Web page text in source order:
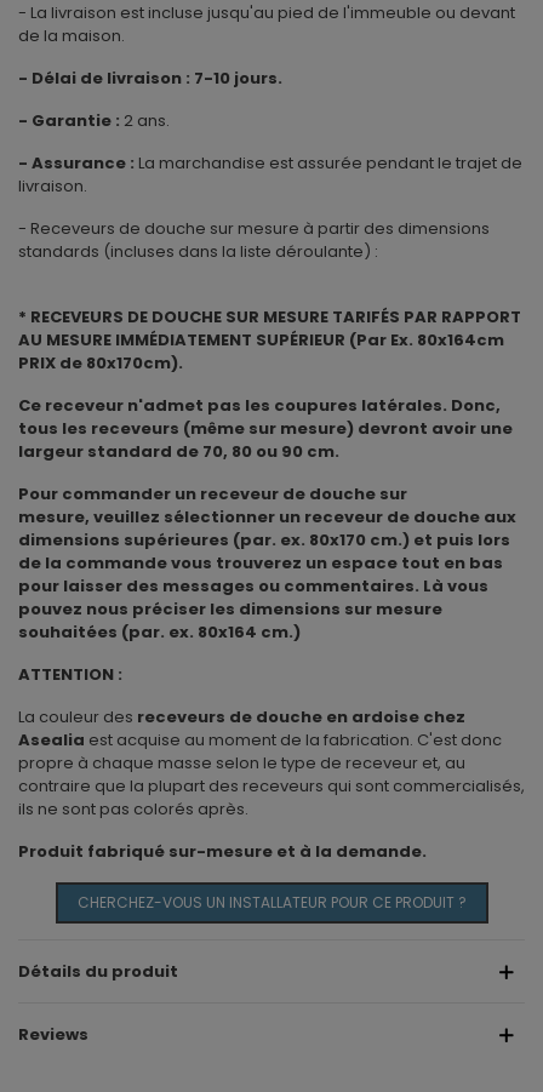
- La livraison est incluse jusqu'au pied de l'immeuble ou devant
de la maison.
- Délai de livraison : 7-10 jours.
- Garantie : 2 ans.
- Assurance : La marchandise est assurée pendant le trajet de
livraison.
- Receveurs de douche sur mesure à partir des dimensions
standards (incluses dans la liste déroulante) :
* RECEVEURS DE DOUCHE SUR MESURE TARIFÉS PAR RAPPORT
AU MESURE IMMÉDIATEMENT SUPÉRIEUR (Par Ex. 80x164cm
PRIX de 80x170cm).
Ce receveur n'admet pas les coupures latérales. Donc,
tous les receveurs (même sur mesure) devront avoir une
largeur standard de 70, 80 ou 90 cm.
Pour commander un receveur de douche sur
mesure, veuillez sélectionner un receveur de douche aux
dimensions supérieures (par. ex. 80x170 cm.) et puis lors
de la commande vous trouverez un espace tout en bas
pour laisser des messages ou commentaires. Là vous
pouvez nous préciser les dimensions sur mesure
souhaitées (par. ex. 80x164 cm.)
ATTENTION :
La couleur des receveurs de douche en ardoise chez
Asealia est acquise au moment de la fabrication. C'est donc
propre à chaque masse selon le type de receveur et, au
contraire que la plupart des receveurs qui sont commercialisés,
ils ne sont pas colorés après.
Produit fabriqué sur-mesure et à la demande.
CHERCHEZ-VOUS UN INSTALLATEUR POUR CE PRODUIT ?
Détails du produit
Reviews